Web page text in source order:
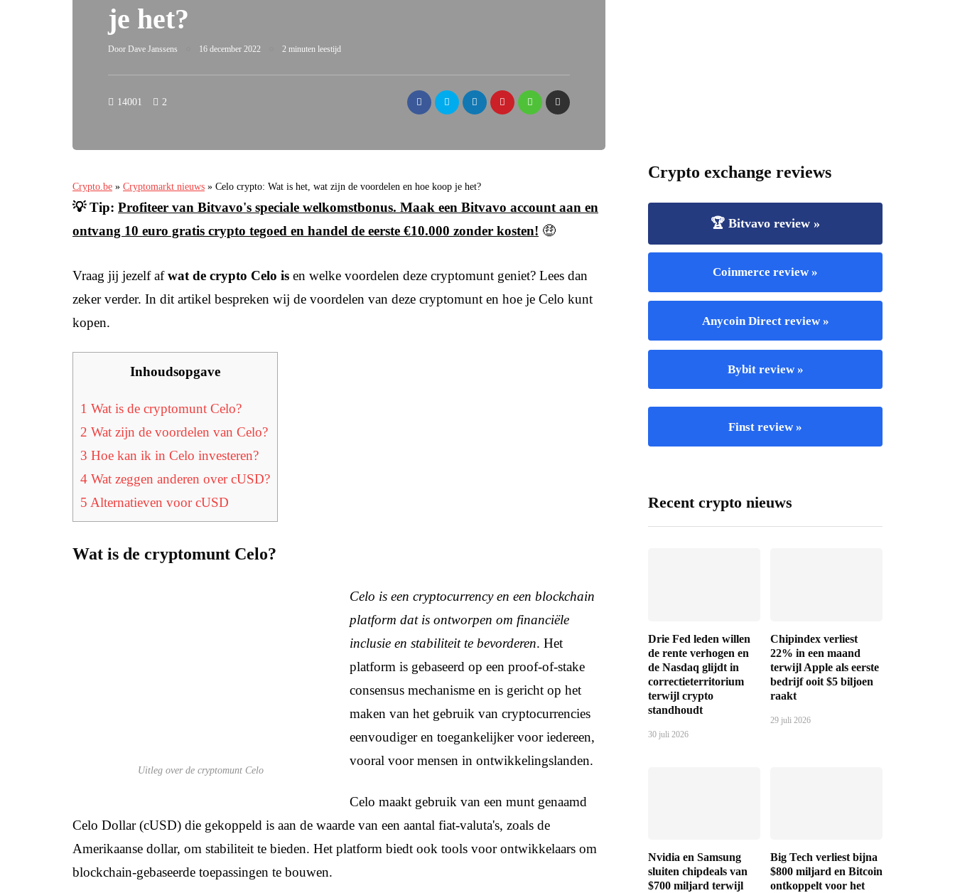
je het?
Door Dave Janssens 16 december 2022 2 minuten leestijd
14001 2
Crypto.be » Cryptomarkt nieuws » Celo crypto: Wat is het, wat zijn de voordelen en hoe koop je het?
💡 Tip: Profiteer van Bitvavo's speciale welkomstbonus. Maak een Bitvavo account aan en
ontvang 10 euro gratis crypto tegoed en handel de eerste €10.000 zonder kosten! 🤑
Vraag jij jezelf afwat de crypto Celo is en welke voordelen deze cryptomunt geniet? Lees dan
zeker verder. In dit artikel bespreken wij de voordelen van deze cryptomunt en hoe je Celo kunt
kopen.
Inhoudsopgave
1 Wat is de cryptomunt Celo?
2 Wat zijn de voordelen van Celo?
3 Hoe kan ik in Celo investeren?
4 Wat zeggen anderen over cUSD?
5 Alternatieven voor cUSD
Wat is de cryptomunt Celo?
Uitleg over de cryptomunt Celo
Celo is een cryptocurrency en een blockchain
platform dat is ontworpen om financiële
inclusie en stabiliteit te bevorderen. Het
platform is gebaseerd op een proof-of-stake
consensus mechanisme en is gericht op het
maken van het gebruik van cryptocurrencies
eenvoudiger en toegankelijker voor iedereen,
vooral voor mensen in ontwikkelingslanden.
Celo maakt gebruik van een munt genaamd
Celo Dollar (cUSD) die gekoppeld is aan de waarde van een aantal fiat-valuta's, zoals de
Amerikaanse dollar, om stabiliteit te bieden. Het platform biedt ook tools voor ontwikkelaars om
blockchain-gebaseerde toepassingen te bouwen.
Crypto exchange reviews
🏆 Bitvavo review »
Coinmerce review »
Anycoin Direct review »
Bybit review »
Finst review »
Recent crypto nieuws
Drie Fed leden willen
de rente verhogen en
de Nasdaq glijdt in
correctieterritorium
terwijl crypto
standhoudt
30 juli 2026
Chipindex verliest
22% in een maand
terwijl Apple als eerste
bedrijf ooit $5 biljoen
raakt
29 juli 2026
Nvidia en Samsung
sluiten chipdeals van
$700 miljard terwijl
Big Tech verliest bijna
$800 miljard en Bitcoin
ontkoppelt voor het